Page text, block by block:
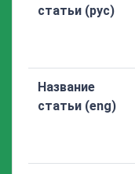
статьи (рус)
Название
статьи (eng)